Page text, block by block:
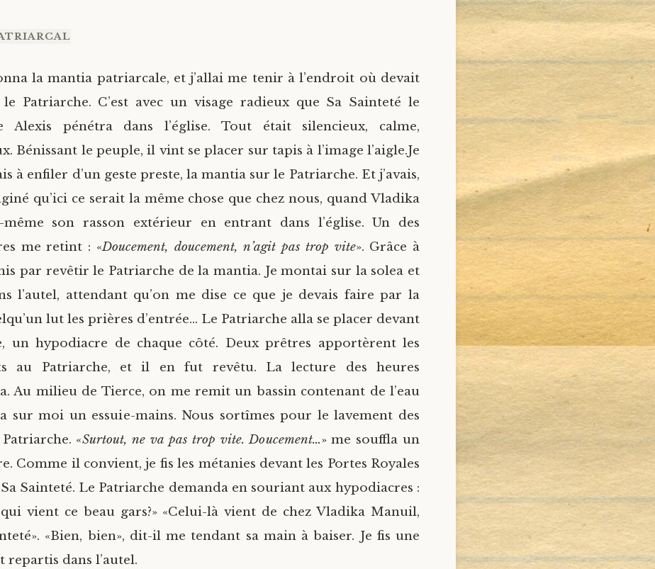
la mantia patriarcale, et j’allai me tenir à l’endroit où devait
Patriarche. C’est avec un visage radieux que Sa Sainteté le
Alexis pénétra dans l’église. Tout était silencieux, calme,
Bénissant le peuple, il vint se placer sur tapis à l’image l’aigle.Je
à enfiler d’un geste preste, la mantia sur le Patriarche. Et j’avais,
qu’ici ce serait la même chose que chez nous, quand Vladika
son rasson extérieur en entrant dans l’église. Un des
me retint : «Doucement, doucement, n’agit pas trop vite». Grâce à
par revêtir le Patriarche de la mantia. Je montai sur la solea et
l’autel, attendant qu’on me dise ce que je devais faire par la
lut les prières d’entrée… Le Patriarche alla se placer devant
un hypodiacre de chaque côté. Deux prêtres apportèrent les
au Patriarche, et il en fut revêtu. La lecture des heures
Au milieu de Tierce, on me remit un bassin contenant de l’eau
sur moi un essuie-mains. Nous sortîmes pour le lavement des
«Surtout, ne va pas trop vite. Doucement…» me souffla un
Comme il convient, je fis les métanies devant les Portes Royales
Sainteté. Le Patriarche demanda en souriant aux hypodiacres :
qui vient ce beau gars?» «Celui-là vient de chez Vladika Manuil,
«Bien, bien», dit-il me tendant sa main à baiser. Je fis une
repartis dans l’autel.